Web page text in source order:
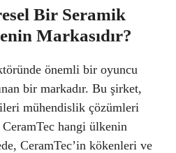
Bir Seramik
Markasıdır?
önemli bir oyuncu
bir markadır. Bu şirket,
mühendislik çözümleri
hangi ülkenin
CeramTec’in kökenleri ve